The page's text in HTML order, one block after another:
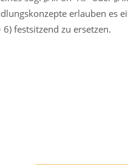
erlauben es
festsitzend zu ersetzen.